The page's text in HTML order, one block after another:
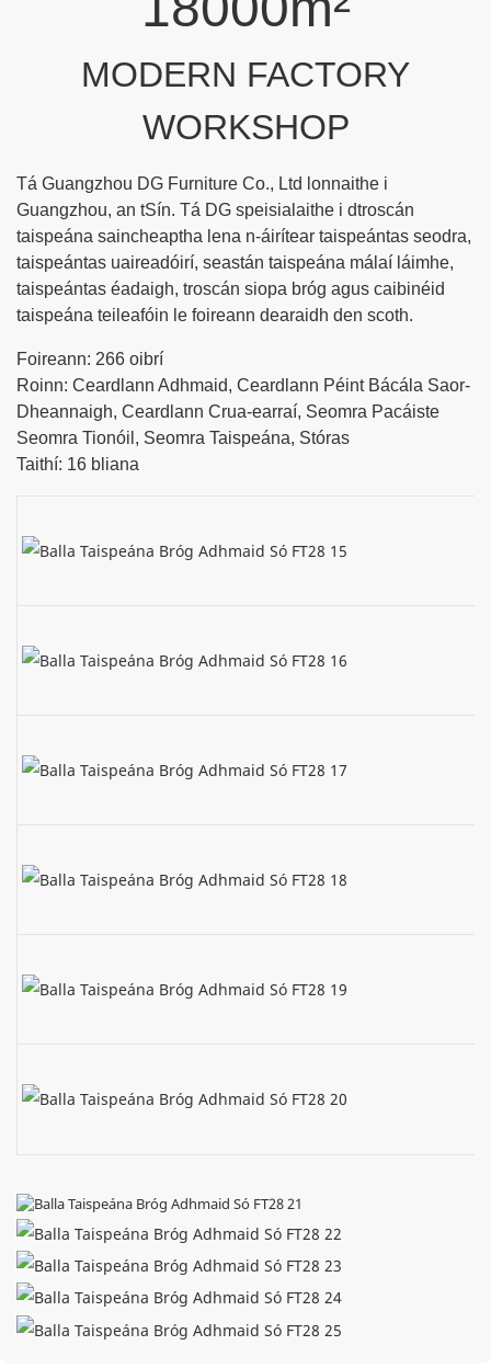
MODERN FACTORY
WORKSHOP
Tá Guangzhou DG Furniture Co., Ltd lonnaithe i
Guangzhou, an tSín. Tá DG speisialaithe i dtroscán
taispeána saincheaptha lena n-áirítear taispeántas seodra,
taispeántas uaireadóirí, seastán taispeána málaí láimhe,
taispeántas éadaigh, troscán siopa bróg agus caibinéid
taispeána teileafóin le foireann dearaidh den scoth.
Foireann: 266 oibrí
Roinn: Ceardlann Adhmaid, Ceardlann Péint Bácála Saor-
Dheannaigh, Ceardlann Crua-earraí, Seomra Pacáiste
Seomra Tionóil, Seomra Taispeána, Stóras
Taithí: 16 bliana